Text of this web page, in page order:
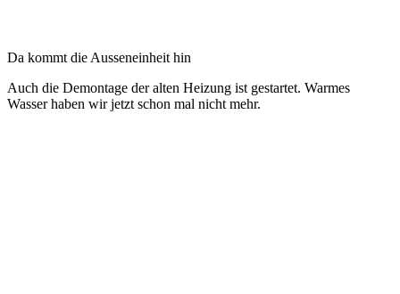
Da kommt die Ausseneinheit hin
Auch die Demontage der alten Heizung ist gestartet. Warmes
Wasser haben wir jetzt schon mal nicht mehr.